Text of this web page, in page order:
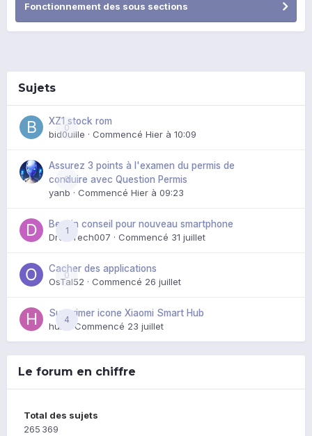
Fonctionnement des sous sections
Sujets
0
XZ1 stock rom
bid0uille · Commencé Hier à 10:09
0
Assurez 3 points à l'examen du permis de
conduire avec Question Permis
yanb · Commencé Hier à 09:23
1
Besoin conseil pour nouveau smartphone
DroidTech007 · Commencé 31 juillet
0
Cacher des applications
OsTal52 · Commencé 26 juillet
4
Supprimer icone Xiaomi Smart Hub
huik · Commencé 23 juillet
Le forum en chiffre
Total des sujets
265 369